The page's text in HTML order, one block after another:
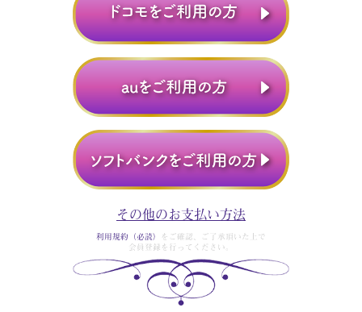
その他のお支払い方法
利用規約（必読）
をご確認、ご了承頂いた上で
会員登録を行ってください。